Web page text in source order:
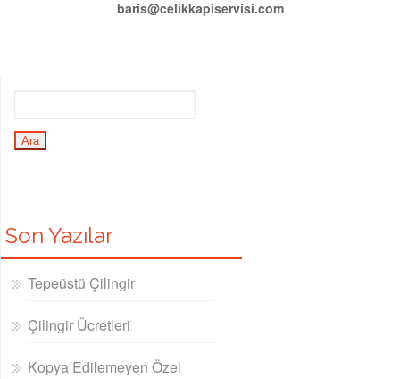
baris@celikkapiservisi.com
Son Yazılar
Tepeüstü Çilingir
Çilingir Ücretleri
Kopya Edilemeyen Özel